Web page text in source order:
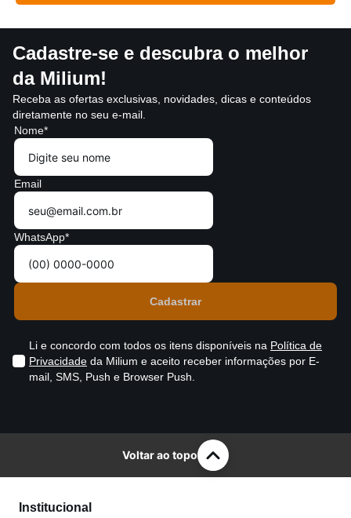
Cadastre-se e descubra o melhor
da Milium!
Receba as ofertas exclusivas, novidades, dicas e conteúdos
diretamente no seu e-mail.
Nome*
Email
WhatsApp*
Li e concordo com todos os itens disponíveis na Política de
Privacidade da Milium e aceito receber informações por E-
mail, SMS, Push e Browser Push.
Voltar ao topo
Institucional